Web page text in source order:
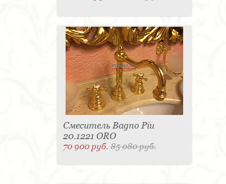
Смеситель Bagno Piu
20.1221 ORO
70 900 руб.85 080 руб.